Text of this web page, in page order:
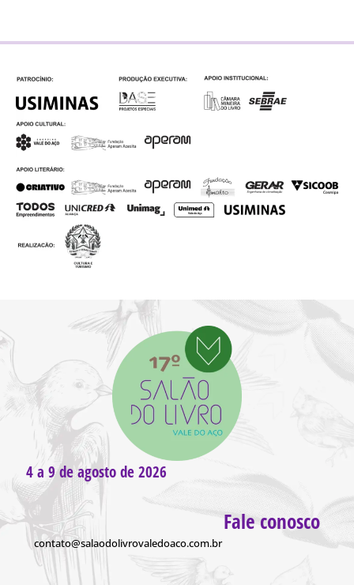
4 a 9 de agosto de 2026
Fale conosco
contato@salaodolivrovaledoaco.com.br